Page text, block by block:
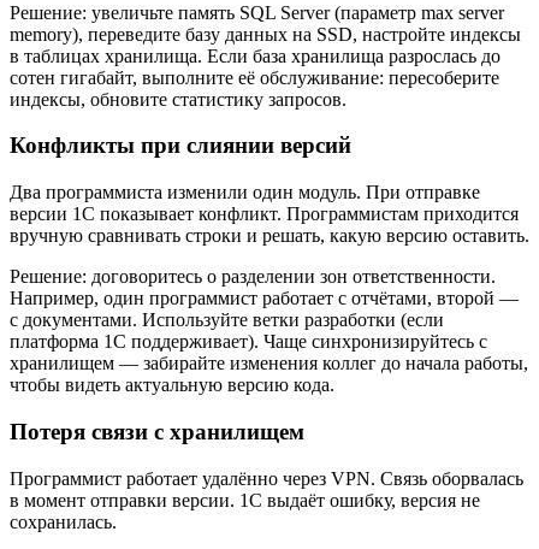
Решение: увеличьте память SQL Server (параметр max server
memory), переведите базу данных на SSD, настройте индексы
в таблицах хранилища. Если база хранилища разрослась до
сотен гигабайт, выполните её обслуживание: пересоберите
индексы, обновите статистику запросов.
Конфликты при слиянии версий
Два программиста изменили один модуль. При отправке
версии 1С показывает конфликт. Программистам приходится
вручную сравнивать строки и решать, какую версию оставить.
Решение: договоритесь о разделении зон ответственности.
Например, один программист работает с отчётами, второй —
с документами. Используйте ветки разработки (если
платформа 1С поддерживает). Чаще синхронизируйтесь с
хранилищем — забирайте изменения коллег до начала работы,
чтобы видеть актуальную версию кода.
Потеря связи с хранилищем
Программист работает удалённо через VPN. Связь оборвалась
в момент отправки версии. 1С выдаёт ошибку, версия не
сохранилась.